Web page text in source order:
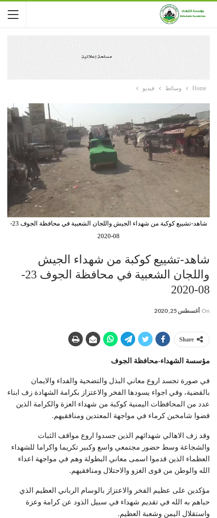
Home وسائط فيديو
شاهد-تشييع كوكبة من شهداء الجيش واللجان الشعبية في محافظة الجوف 23-
08-2020
شاهد-تشييع كوكبة من شهداء الجيش
واللجان الشعبية في محافظة الجوف 23-
08-2020
On أغسطس 25, 2020
Share
مؤسسة الشهداء-محافظة الجوف
في صورة تجسد اروع معاني البذل والتضحية والفداء والايمان
بالقضية، وفي اجواء يسودها الفخر والاعتزاز بكرامة الشهادة زف ابناء
عدد من المحافظات اليمنية كوكبة من شهداء العزة والكرامة الذين
قضوا شامخين كرماء في مواجهة المعتدين ومنافقيهم.
وقد زف الاهالي شهدائهم الذين جسدوا اروع مواقف الثبات
والشجاعة وسط حضور مجتمعي واسع وكبير تكريما واكراما للشهداء
العظماء الذين قدموا اسمی معاني البطولة وهم في مواجهة اعداء
الله والوطن من قوى الغزو والاحتلال ومنافقيهم.
مؤكدين على عظيم الفخر والاعتزاز بالوسام الرباني العظيم الذي
حباهم به الله في تقديم شهداء في سبيل الذود عن كرامة وعزة
واستقلال اليمن وشعبة العظيم.